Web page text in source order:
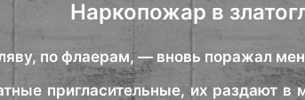
Наркопожар в
по флаерам, — вновь поражал
пригласительные, их раздают в